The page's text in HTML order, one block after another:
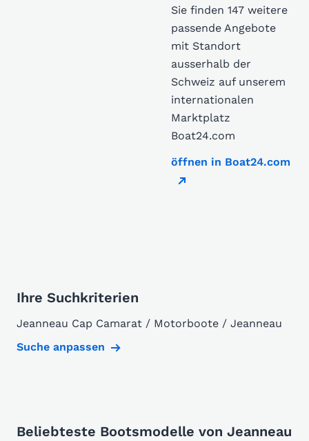
Sie finden 147 weitere
passende Angebote
mit Standort
ausserhalb der
Schweiz auf unserem
internationalen
Marktplatz
Boat24.com
öffnen in Boat24.com
Ihre Suchkriterien
Jeanneau Cap Camarat / Motorboote / Jeanneau
Suche anpassen
Beliebteste Bootsmodelle von Jeanneau